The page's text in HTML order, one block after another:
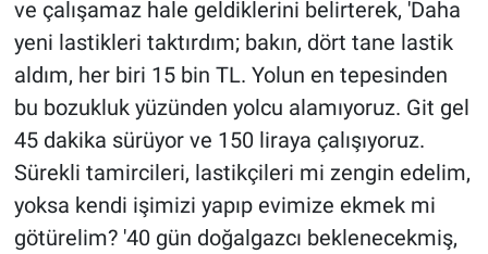
ve çalışamaz hale geldiklerini belirterek, 'Daha
yeni lastikleri taktırdım; bakın, dört tane lastik
aldım, her biri 15 bin TL. Yolun en tepesinden
bu bozukluk yüzünden yolcu alamıyoruz. Git gel
45 dakika sürüyor ve 150 liraya çalışıyoruz.
Sürekli tamircileri, lastikçileri mi zengin edelim,
yoksa kendi işimizi yapıp evimize ekmek mi
götürelim? '40 gün doğalgazcı beklenecekmiş,